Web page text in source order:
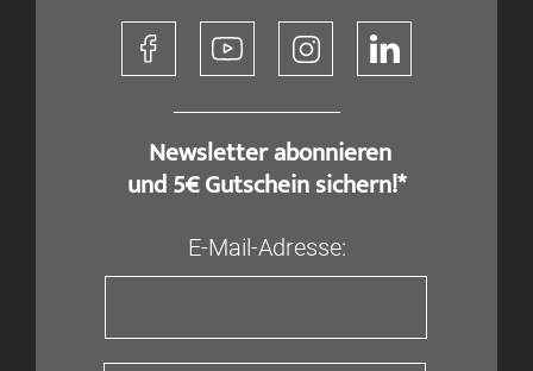
​ Newsletter abonnieren
und 5€ Gutschein sichern!*
E-Mail-Adresse: